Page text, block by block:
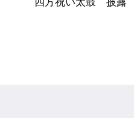
四方祝い太鼓 披露